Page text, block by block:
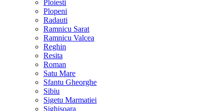
Ploiesti
Plopeni
Radauti
Ramnicu Sarat
Ramnicu Valcea
Reghin
Resita
Roman
Satu Mare
Sfantu Gheorghe
Sibiu
Sigetu Marmatiei
Sighisoara